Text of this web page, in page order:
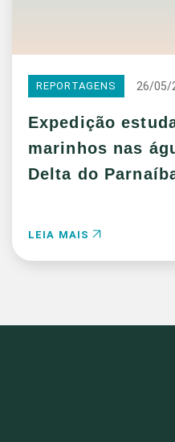
REPORTAGENS 26/05/
Expedição
marinhos nas
Delta do
LEIA MAIS